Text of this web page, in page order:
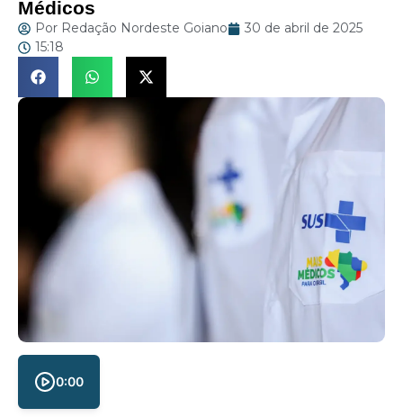
Médicos
Por Redação Nordeste Goiano
30 de abril de 2025
15:18
0:00